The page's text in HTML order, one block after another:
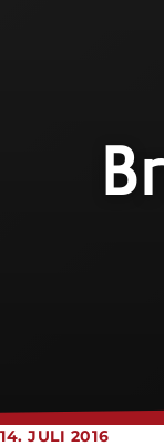
14. JULI 2016